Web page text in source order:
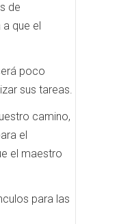
de
que el
poco
sus tareas.
camino,
el
el maestro
para las